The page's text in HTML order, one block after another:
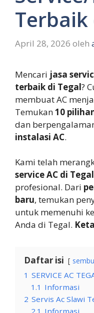
Terbaik
April 28, 2026 oleh
Mencari jasa
terbaik di Tegal?
membuat AC
Temukan10
dan
instalasi AC.
Kami telah
service AC di Tegal
profesional. Dari
baru, temukan
untuk memenuhi
Anda di Tegal.
Daftar isi
1 SERVICE AC
1.1 Informasi
2 Servis Ac Slawi